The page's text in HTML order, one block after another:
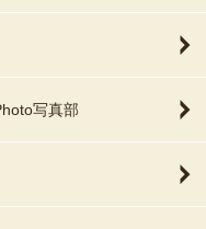
写真部